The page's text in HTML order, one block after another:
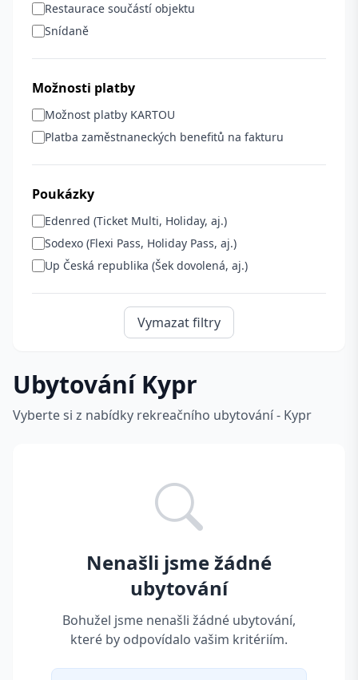
Restaurace součástí objektu
Snídaně
Možnosti platby
Možnost platby KARTOU
Platba zaměstnaneckých benefitů na fakturu
Poukázky
Edenred (Ticket Multi, Holiday, aj.)
Sodexo (Flexi Pass, Holiday Pass, aj.)
Up Česká republika (Šek dovolená, aj.)
Vymazat filtry
Ubytování Kypr
Vyberte si z nabídky rekreačního ubytování - Kypr
Nenašli jsme žádné
ubytování
Bohužel jsme nenašli žádné ubytování,
které by odpovídalo vašim kritériím.